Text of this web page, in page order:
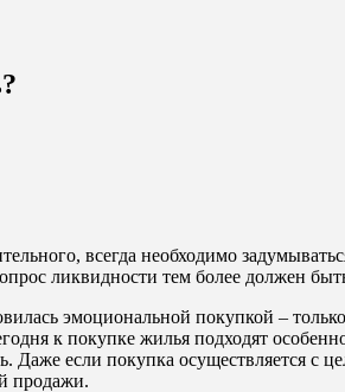
всегда необходимо
ликвидности тем более должен
эмоциональной покупкой –
к покупке жилья подходят
если покупка осуществляется с
продажи.